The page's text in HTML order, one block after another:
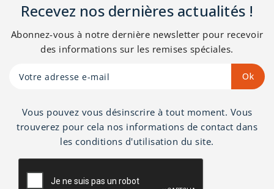
Recevez nos dernières actualités !
Abonnez-vous à notre dernière newsletter pour recevoir
des informations sur les remises spéciales.
Vous pouvez vous désinscrire à tout moment. Vous
trouverez pour cela nos informations de contact dans
les conditions d'utilisation du site.